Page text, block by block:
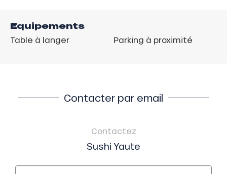
Equipements
Table à langer Parking à proximité
Contacter par email
Contactez
Sushi Yaute